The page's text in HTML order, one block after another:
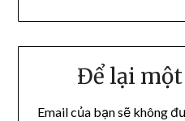
Để lại
Email của bạn sẽ không